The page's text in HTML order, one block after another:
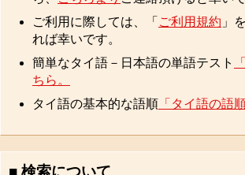
ご利用に際しては、「 ご利用規約 」
れば幸いです。
簡単なタイ語－日本語の単語テスト
ちら。
タイ語の基本的な語順 「タイ語の語
■ 検索について